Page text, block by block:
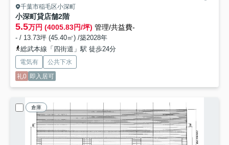
千葉市稲毛区小深町
小深町貸店舗2階
5.5万円 (4005.83円/坪) 管理/共益費-
- / 13.73坪 (45.40㎡) /築2028年
総武本線「四街道」駅 徒歩24分
電気有
公共下水
礼0 即入居可
倉庫